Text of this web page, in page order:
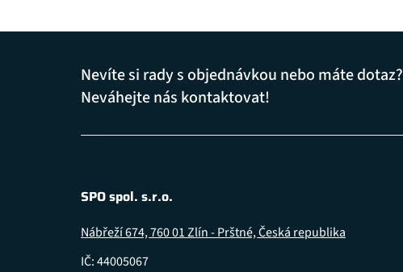
Nevíte si rady s objednávkou nebo máte dotaz?
Neváhejte nás kontaktovat!
SPO spol. s.r.o.
Nábřeží 674, 760 01 Zlín - Prštné, Česká republika
IČ: 44005067